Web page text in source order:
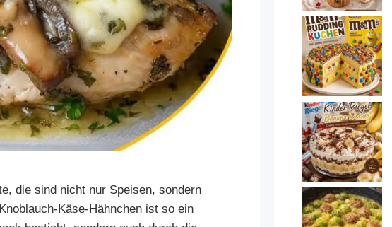
die sind nicht nur Speisen, sondern
Käse-Hähnchen ist so ein